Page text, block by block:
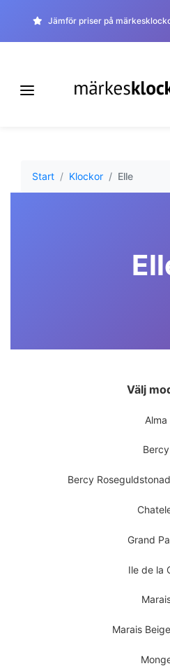
Jämför priser på
Start Klockor Elle
Välj
Alma
Bercy
Bercy
Grand
Ile de la
Marais